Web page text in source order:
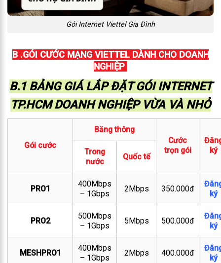
Gói Internet Viettel Gia Đình
B .GÓI CƯỚC MẠNG VIETTEL DÀNH CHO DOANH
NGHIỆP
B.1 BẢNG GIÁ LẮP ĐẶT GÓI INTERNET
TP.HCM DOANH NGHIỆP VỪA VÀ NHỎ
Gói cước
Băng thông
Cước
trọn gói
ký
Trong
nước
Quốc tế
PRO1
400Mbps
– 1Gbps
2Mbps 350.000đ
ký
PRO2
500Mbps
– 1Gbps
5Mbps 500.000đ
ký
MESHPRO1
400Mbps
– 1Gbps
2Mbps 400.000đ
ký